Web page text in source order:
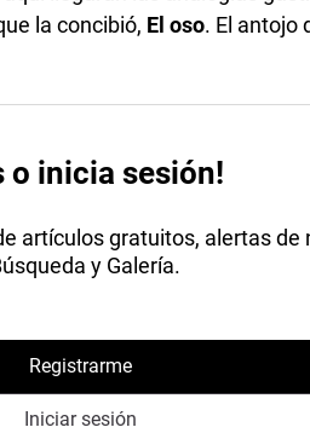
la concibió, El oso. El antojo
o inicia sesión!
artículos gratuitos, alertas de
y Galería.
Registrarme
Iniciar sesión